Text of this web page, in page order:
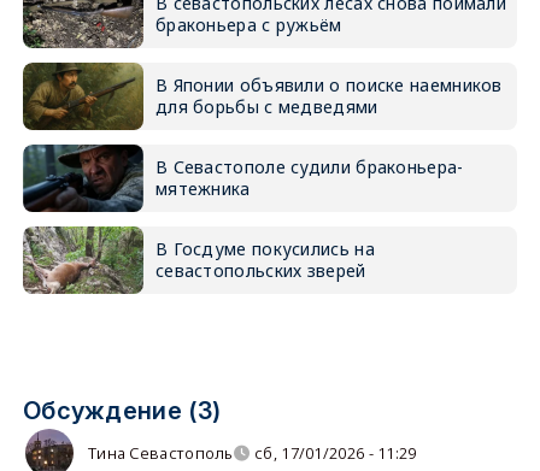
браконьера с ружьём
В Японии объявили о поиске наемников
для борьбы с медведями
В Севастополе судили браконьера-
мятежника
В Госдуме покусились на
севастопольских зверей
Обсуждение (3)
Тина Севастополь сб, 17/01/2026 - 11:29